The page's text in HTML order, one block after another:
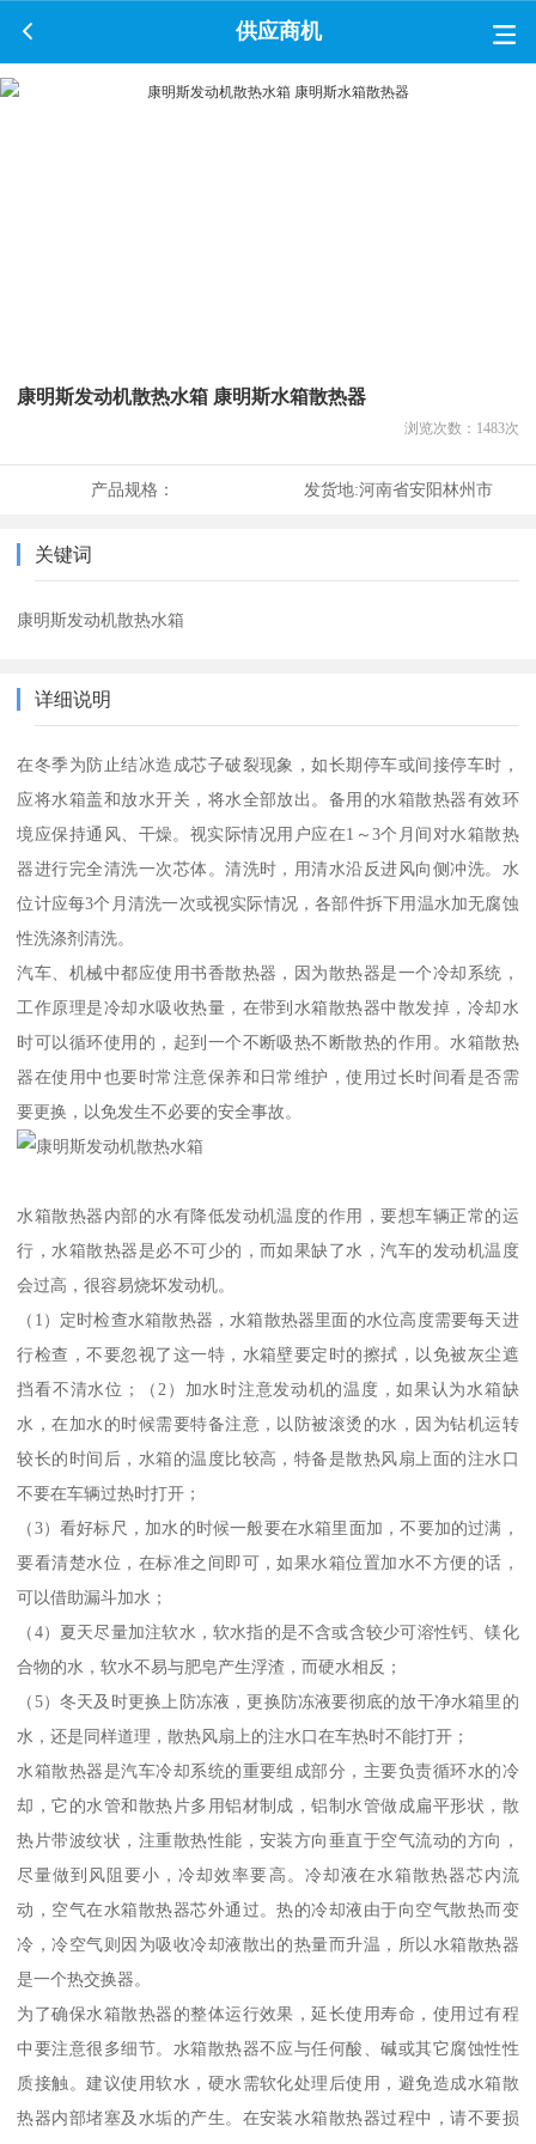
供应商机
康明斯发动机散热水箱 康明斯水箱散热器
浏览次数： 1483次
产品规格： 发货地:河南省安阳林州市
关键词
康明斯发动机散热水箱
详细说明
在冬季为防止结冰造成芯子破裂现象，如长期停车或间接停车时，
应将水箱盖和放水开关，将水全部放出。备用的水箱散热器有效环
境应保持通风、干燥。视实际情况用户应在1～3个月间对水箱散热
器进行完全清洗一次芯体。清洗时，用清水沿反进风向侧冲洗。水
位计应每3个月清洗一次或视实际情况，各部件拆下用温水加无腐蚀
性洗涤剂清洗。
汽车、机械中都应使用书香散热器，因为散热器是一个冷却系统，
工作原理是冷却水吸收热量，在带到水箱散热器中散发掉，冷却水
时可以循环使用的，起到一个不断吸热不断散热的作用。水箱散热
器在使用中也要时常注意保养和日常维护，使用过长时间看是否需
要更换，以免发生不必要的安全事故。
水箱散热器内部的水有降低发动机温度的作用，要想车辆正常的运
行，水箱散热器是必不可少的，而如果缺了水，汽车的发动机温度
会过高，很容易烧坏发动机。
（1）定时检查水箱散热器，水箱散热器里面的水位高度需要每天进
行检查，不要忽视了这一特，水箱壁要定时的擦拭，以免被灰尘遮
挡看不清水位；（2）加水时注意发动机的温度，如果认为水箱缺
水，在加水的时候需要特备注意，以防被滚烫的水，因为钻机运转
较长的时间后，水箱的温度比较高，特备是散热风扇上面的注水口
不要在车辆过热时打开；
（3）看好标尺，加水的时候一般要在水箱里面加，不要加的过满，
要看清楚水位，在标准之间即可，如果水箱位置加水不方便的话，
可以借助漏斗加水；
（4）夏天尽量加注软水，软水指的是不含或含较少可溶性钙、镁化
合物的水，软水不易与肥皂产生浮渣，而硬水相反；
（5）冬天及时更换上防冻液，更换防冻液要彻底的放干净水箱里的
水，还是同样道理，散热风扇上的注水口在车热时不能打开；
水箱散热器是汽车冷却系统的重要组成部分，主要负责循环水的冷
却，它的水管和散热片多用铝材制成，铝制水管做成扁平形状，散
热片带波纹状，注重散热性能，安装方向垂直于空气流动的方向，
尽量做到风阻要小，冷却效率要高。冷却液在水箱散热器芯内流
动，空气在水箱散热器芯外通过。热的冷却液由于向空气散热而变
冷，冷空气则因为吸收冷却液散出的热量而升温，所以水箱散热器
是一个热交换器。
为了确保水箱散热器的整体运行效果，延长使用寿命，使用过有程
中要注意很多细节。水箱散热器不应与任何酸、碱或其它腐蚀性性
质接触。建议使用软水，硬水需软化处理后使用，避免造成水箱散
热器内部堵塞及水垢的产生。在安装水箱散热器过程中，请不要损